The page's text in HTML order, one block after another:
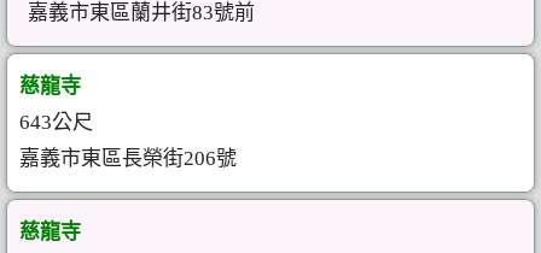
嘉義市東區蘭井街83號前
慈龍寺
643公尺
嘉義市東區長榮街206號
慈龍寺